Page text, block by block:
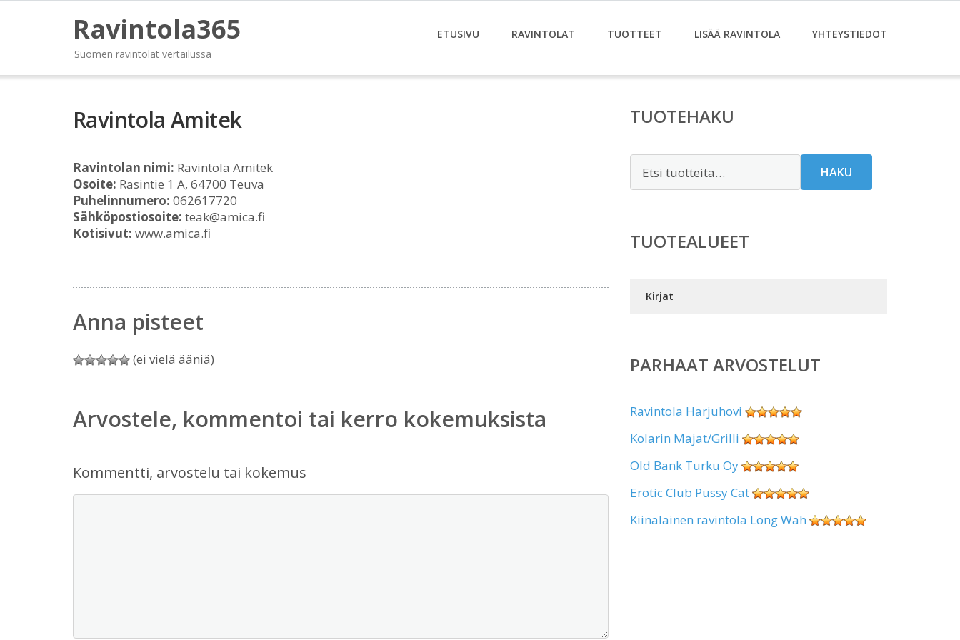
Ravintola365
Suomen ravintolat vertailussa
ETUSIVU RAVINTOLAT TUOTTEET LISÄÄ RAVINTOLA YHTEYSTIEDOT
Ravintola Amitek
Ravintolan nimi: Ravintola Amitek
Osoite: Rasintie 1 A, 64700 Teuva
Puhelinnumero: 062617720
Sähköpostiosoite: teak@amica.fi
Kotisivut: www.amica.fi
Anna pisteet
(ei vielä ääniä)
Arvostele, kommentoi tai kerro kokemuksista
Kommentti, arvostelu tai kokemus
TUOTEHAKU
HAKU
TUOTEALUEET
Kirjat
PARHAAT ARVOSTELUT
Ravintola Harjuhovi
Kolarin Majat/Grilli
Old Bank Turku Oy
Erotic Club Pussy Cat
Kiinalainen ravintola Long Wah